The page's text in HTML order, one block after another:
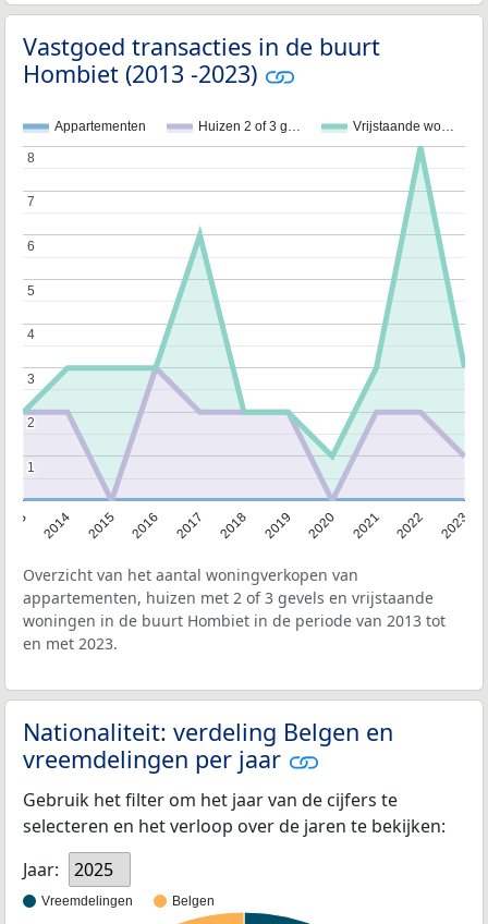
Vastgoed transacties in de buurt
Hombiet (2013 -2023)
Appartementen Huizen 2 of 3 g… Vrijstaande wo…
2014 2015 2016 2017 2018 2019 2020 2021 2022 2023
1
1
2
2
3
3
4
4
5
5
6
6
7
7
8
8
Overzicht van het aantal woningverkopen van
appartementen, huizen met 2 of 3 gevels en vrijstaande
woningen in de buurt Hombiet in de periode van 2013 tot
en met 2023.
Nationaliteit: verdeling Belgen en
vreemdelingen per jaar
Gebruik het filter om het jaar van de cijfers te
selecteren en het verloop over de jaren te bekijken:
Jaar:
2025
Vreemdelingen Belgen